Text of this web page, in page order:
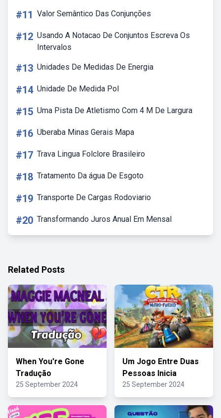
#11 Valor Semântico Das Conjunções
#12 Usando A Notacao De Conjuntos Escreva Os
Intervalos
#13 Unidades De Medidas De Energia
#14 Unidade De Medida Pol
#15 Uma Pista De Atletismo Com 4 M De Largura
#16 Uberaba Minas Gerais Mapa
#17 Trava Lingua Folclore Brasileiro
#18 Tratamento Da água De Esgoto
#19 Transporte De Cargas Rodoviario
#20 Transformando Juros Anual Em Mensal
Related Posts
When You're Gone
Tradução
25 September 2024
Um Jogo Entre Duas
Pessoas Inicia
25 September 2024